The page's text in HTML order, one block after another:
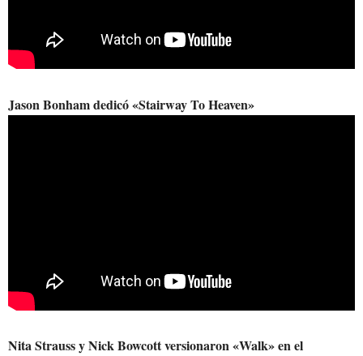
Jason Bonham dedicó «Stairway To Heaven»
Nita Strauss y Nick Bowcott versionaron «Walk» en el